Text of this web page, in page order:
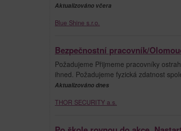
Aktualizováno včera
Blue Shine s.r.o.
Bezpečnostní pracovník/
Požadujeme Přijmeme pracovníky
ihned. Požadujeme fyzická zdatnost
Aktualizováno dnes
THOR SECURITY a.s.